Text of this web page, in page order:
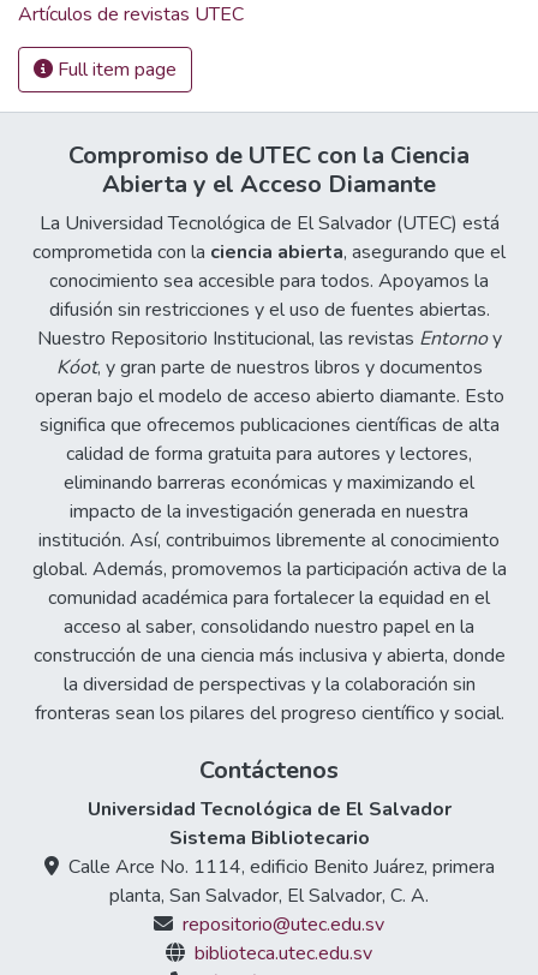
Artículos de revistas UTEC
Full item page
Compromiso de UTEC con la Ciencia
Abierta y el Acceso Diamante
La Universidad Tecnológica de El Salvador (UTEC) está
comprometida con la ciencia abierta, asegurando que el
conocimiento sea accesible para todos. Apoyamos la
difusión sin restricciones y el uso de fuentes abiertas.
Nuestro Repositorio Institucional, las revistas Entornoy
Kóot, y gran parte de nuestros libros y documentos
operan bajo el modelo de acceso abierto diamante. Esto
significa que ofrecemos publicaciones científicas de alta
calidad de forma gratuita para autores y lectores,
eliminando barreras económicas y maximizando el
impacto de la investigación generada en nuestra
institución. Así, contribuimos libremente al conocimiento
global. Además, promovemos la participación activa de la
comunidad académica para fortalecer la equidad en el
acceso al saber, consolidando nuestro papel en la
construcción de una ciencia más inclusiva y abierta, donde
la diversidad de perspectivas y la colaboración sin
fronteras sean los pilares del progreso científico y social.
Contáctenos
Universidad Tecnológica de El Salvador
Sistema Bibliotecario
Calle Arce No. 1114, edificio Benito Juárez, primera
planta, San Salvador, El Salvador, C. A.
repositorio@utec.edu.sv
biblioteca.utec.edu.sv